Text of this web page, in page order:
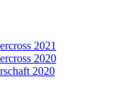
2021
2020
2020